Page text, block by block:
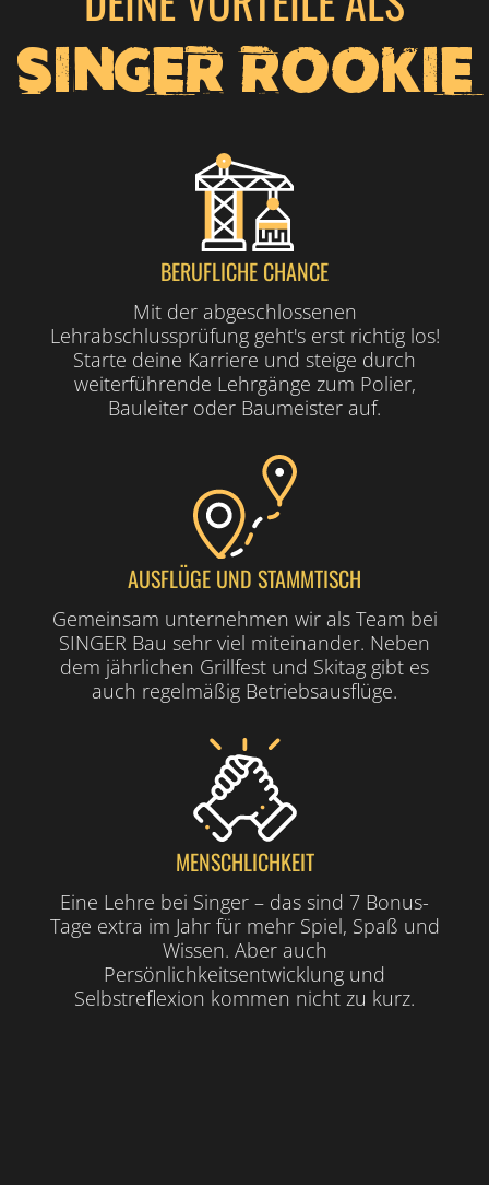
SINGER ROOKIE
BERUFLICHE CHANCE
Mit der abgeschlossenen
Lehrabschlussprüfung geht's erst richtig los!
Starte deine Karriere und steige durch
weiterführende Lehrgänge zum Polier,
Bauleiter oder Baumeister auf.
AUSFLÜGE UND STAMMTISCH
Gemeinsam unternehmen wir als Team bei
SINGER Bau sehr viel miteinander. Neben
dem jährlichen Grillfest und Skitag gibt es
auch regelmäßig Betriebsausflüge.
MENSCHLICHKEIT
Eine Lehre bei Singer – das sind 7 Bonus-
Tage extra im Jahr für mehr Spiel, Spaß und
Wissen. Aber auch
Persönlichkeitsentwicklung und
Selbstreflexion kommen nicht zu kurz.